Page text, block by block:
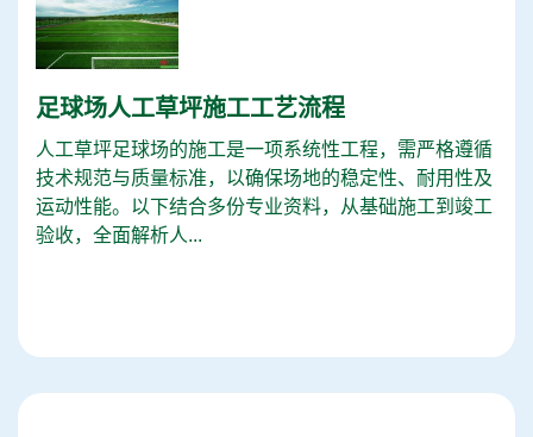
足球场人工草坪施工工艺流程
人工草坪足球场的施工是一项系统性工程，需严格遵循
技术规范与质量标准，以确保场地的稳定性、耐用性及
运动性能。以下结合多份专业资料，从基础施工到竣工
验收，全面解析人...